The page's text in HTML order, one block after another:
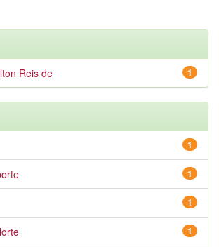
1
Reis de
1
1
1
1